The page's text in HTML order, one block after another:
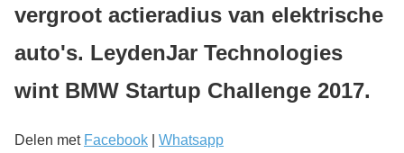
vergroot actieradius van elektrische
auto's. LeydenJar Technologies
wint BMW Startup Challenge 2017.
Delen met Facebook Whatsapp